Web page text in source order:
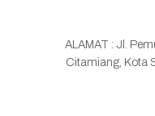
ALAMAT : Jl.
Citamiang, Kota